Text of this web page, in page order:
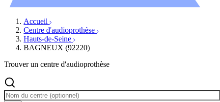
Accueil
Centre d'audioprothèse
Hauts-de-Seine
BAGNEUX (92220)
Trouver un centre d'audioprothèse